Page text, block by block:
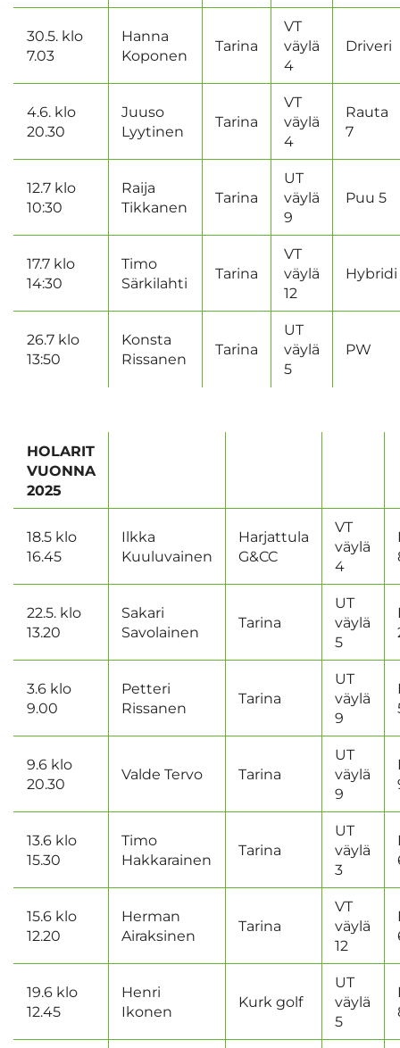
30.5. klo
7.03
Hanna
Koponen
Tarina
VT
väylä
4
Driveri
4.6. klo
20.30
Juuso
Lyytinen
Tarina
VT
väylä
4
Rauta
7
12.7 klo
10:30
Raija
Tikkanen
Tarina
UT
väylä
9
Puu 5
17.7 klo
14:30
Timo
Särkilahti
Tarina
VT
väylä
12
Hybridi
26.7 klo
13:50
Konsta
Rissanen
Tarina
UT
väylä
5
PW
HOLARIT
VUONNA
2025
18.5 klo
16.45
Ilkka
Kuuluvainen
Harjattula
G&CC
VT
väylä
4
22.5. klo
13.20
Sakari
Savolainen
Tarina
UT
väylä
5
3.6 klo
9.00
Petteri
Rissanen
Tarina
UT
väylä
9
9.6 klo
20.30
Valde Tervo Tarina
UT
väylä
9
13.6 klo
15.30
Timo
Hakkarainen
Tarina
UT
väylä
3
15.6 klo
12.20
Herman
Airaksinen
Tarina
VT
väylä
12
19.6 klo
12.45
Henri
Ikonen
Kurk golf
UT
väylä
5